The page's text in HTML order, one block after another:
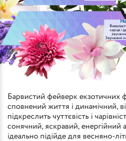
серця і
Звучання
Барвистий фейверк екзотичних
сповнений життя і динамічний,
підкреслить чуттєвість і
сонячний, яскравий, енергійний
ідеально підійде для весняно-